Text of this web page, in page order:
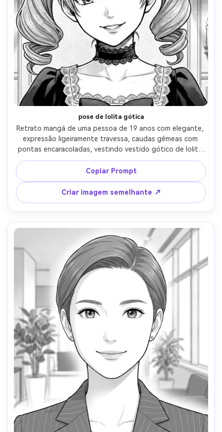
pose de lolita gótica
Retrato mangá de uma pessoa de 19 anos com elegante,
expressão ligeiramente travessa, caudas gêmeas com
pontas encaracoladas, vestindo vestido gótico de lolita
com garganta de renda e laço de cabelo, interior
ornamentado com cortinas de veludo, holofote suave de
cima, linhas de tinta nítidas, padrões de renda
detalhados, sombras equilibradas do ecrã,
enquadramento de close-up, humor dramático mas
refinado, sem texto, lente de 85mm, profundidade de
campo rasa-AR 4:5
Copiar Prompt
Criar imagem semelhante ↗